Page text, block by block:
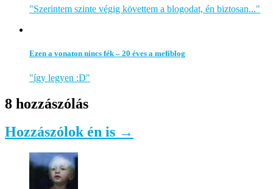
"Szerintem szinte végig követtem a blogodat, én biztosan..."
Ezen a vonaton nincs fék – 20 éves a mefiblog
"így legyen :D"
8 hozzászólás
Hozzászólok én is →